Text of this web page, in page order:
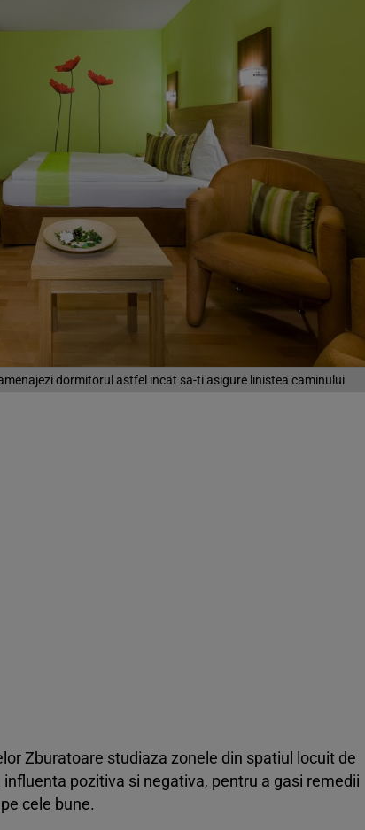
dormitorul astfel incat sa-ti asigure linistea caminului
Zburatoare studiaza zonele din spatiul locuit de
influenta pozitiva si negativa, pentru a gasi remedii
cele bune.